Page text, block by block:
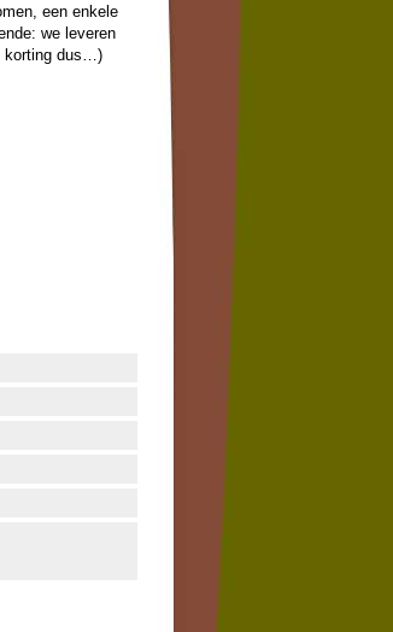
een enkele
we leveren
korting dus…)